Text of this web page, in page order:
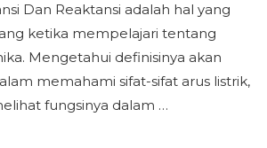
Dan Reaktansi adalah hal yang
ketika mempelajari tentang
Mengetahui definisinya akan
memahami sifat-sifat arus listrik,
fungsinya dalam …